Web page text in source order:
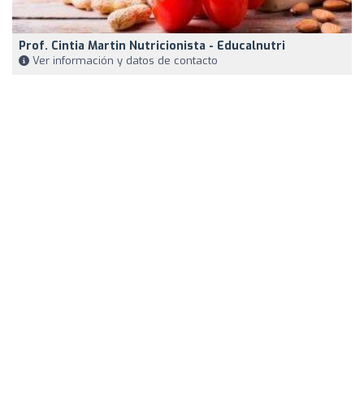
Prof. Cintia Martin Nutricionista - Educalnutri
Ver información y datos de contacto